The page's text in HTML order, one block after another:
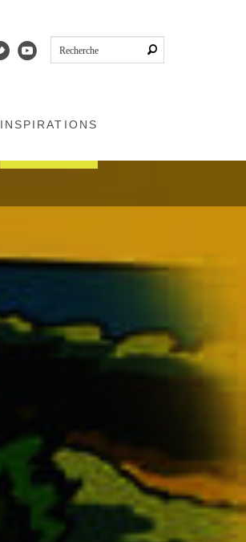
INSPIRATIONS